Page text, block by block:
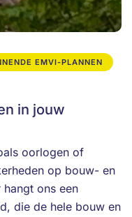
EMVI-PLANNEN
in jouw
oorlogen of
op bouw- en
ons een
die de hele bouw en